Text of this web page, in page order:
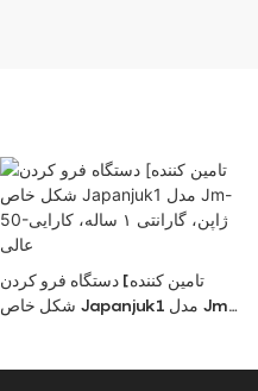
تامین کننده] دستگاه فرو کردن
شکل خاص Japanjuk1 مدل Jm-